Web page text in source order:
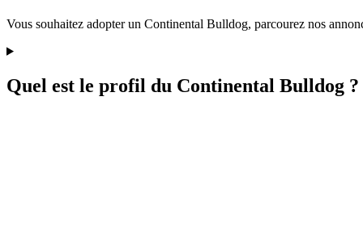
Vous souhaitez adopter un Continental Bulldog, parcourez nos
Quel est le profil du Continental Bulldog ?